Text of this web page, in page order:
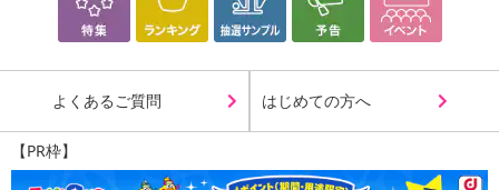
よくあるご質問 はじめての方へ
【PR枠】